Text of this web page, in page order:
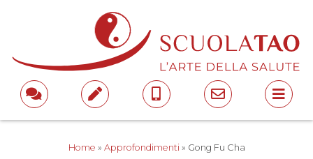
Home » Approfondimenti » Gong Fu Cha